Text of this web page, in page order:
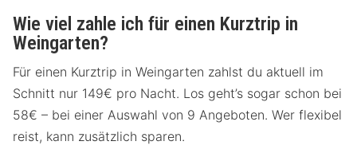
Wie viel zahle ich für einen Kurztrip in
Weingarten?
Für einen Kurztrip in Weingarten zahlst du aktuell im
Schnitt nur 149€ pro Nacht. Los geht’s sogar schon bei
58€ – bei einer Auswahl von 9 Angeboten. Wer flexibel
reist, kann zusätzlich sparen.